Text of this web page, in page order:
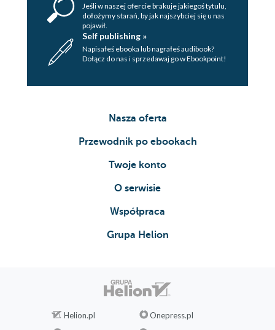
Jeśli w naszej ofercie brakuje jakiegoś tytulu,
dołożymy starań, by jak najszybciej się u nas
pojawił.
Self publishing »
Napisałeś ebooka lub nagrałeś audibook?
Dołącz do nas i sprzedawaj go w Ebookpoint!
Nasza oferta
Przewodnik po ebookach
Twoje konto
O serwisie
Współpraca
Grupa Helion
Helion.pl
Onepress.pl